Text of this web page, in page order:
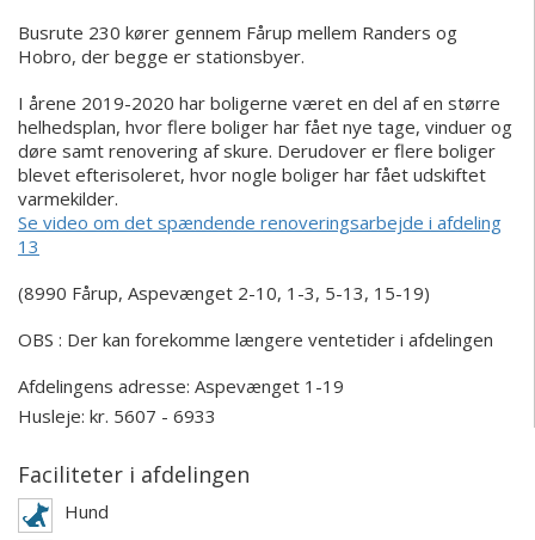
Busrute 230 kører gennem Fårup mellem Randers og
Hobro, der begge er stationsbyer.
I årene 2019-2020 har boligerne været en del af en større
helhedsplan, hvor flere boliger har fået nye tage, vinduer og
døre samt renovering af skure. Derudover er flere boliger
blevet efterisoleret, hvor nogle boliger har fået udskiftet
varmekilder.
Se video om det spændende renoveringsarbejde i afdeling
13
(8990 Fårup, Aspevænget 2-10, 1-3, 5-13, 15-19)
OBS : Der kan forekomme længere ventetider i afdelingen
Afdelingens adresse: Aspevænget 1-19
Husleje: kr. 5607 - 6933
Faciliteter i afdelingen
Hund